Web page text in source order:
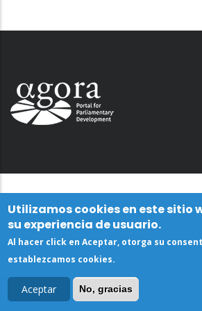
Utilizamos cookies en este sitio
su experiencia de usuario.
Al hacer click en Aceptar, otorga su
establezcamos cookies.
Aceptar No, gracias